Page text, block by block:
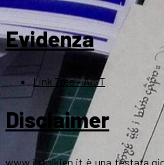
Evidenza
Link Tree – AIST
Disclaimer
www.jrrtolkien.it è una testata